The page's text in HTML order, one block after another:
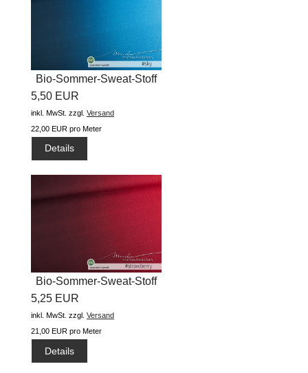
Bio-Sommer-Sweat-Stoff
"basic...
5,50 EUR
inkl. MwSt. zzgl. Versand
22,00 EUR pro Meter
Details
Bio-Sommer-Sweat-Stoff
"basic...
5,25 EUR
inkl. MwSt. zzgl. Versand
21,00 EUR pro Meter
Details